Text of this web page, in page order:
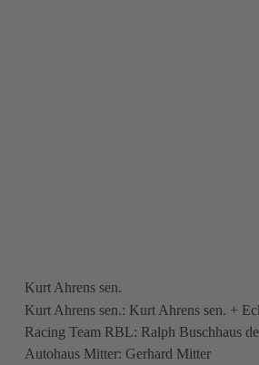
Kurt Ahrens sen.
Kurt Ahrens sen.: Kurt Ahrens sen. +
Racing Team RBL: Ralph Buschhaus
Autohaus Mitter: Gerhard Mitter